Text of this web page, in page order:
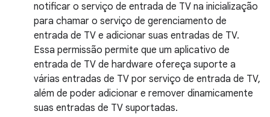
notificar o serviço de entrada de TV na inicialização
para chamar o serviço de gerenciamento de
entrada de TV e adicionar suas entradas de TV.
Essa permissão permite que um aplicativo de
entrada de TV de hardware ofereça suporte a
várias entradas de TV por serviço de entrada de TV,
além de poder adicionar e remover dinamicamente
suas entradas de TV suportadas.